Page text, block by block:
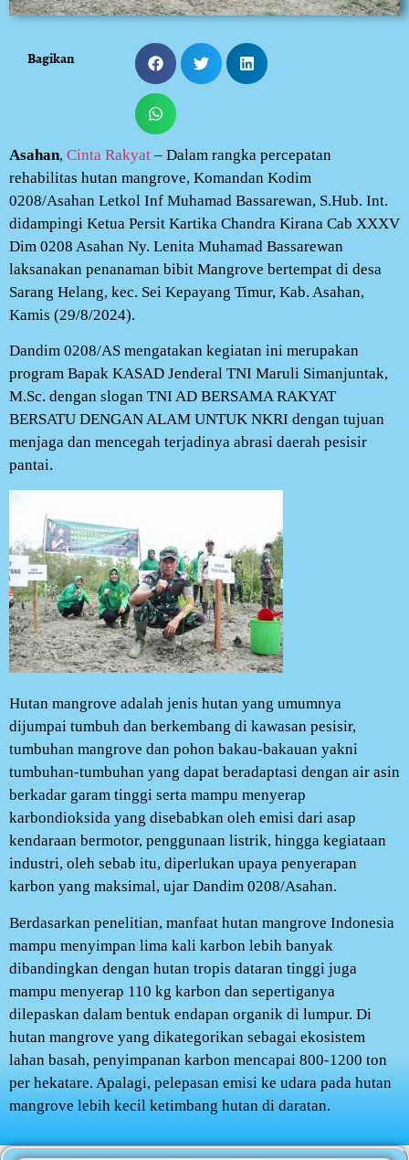
Bagikan
Asahan, Cinta Rakyat – Dalam rangka percepatan
rehabilitas hutan mangrove, Komandan Kodim
0208/Asahan Letkol Inf Muhamad Bassarewan, S.Hub. Int.
didampingi Ketua Persit Kartika Chandra Kirana Cab XXXV
Dim 0208 Asahan Ny. Lenita Muhamad Bassarewan
laksanakan penanaman bibit Mangrove bertempat di desa
Sarang Helang, kec. Sei Kepayang Timur, Kab. Asahan,
Kamis (29/8/2024).
Dandim 0208/AS mengatakan kegiatan ini merupakan
program Bapak KASAD Jenderal TNI Maruli Simanjuntak,
M.Sc. dengan slogan TNI AD BERSAMA RAKYAT
BERSATU DENGAN ALAM UNTUK NKRI dengan tujuan
menjaga dan mencegah terjadinya abrasi daerah pesisir
pantai.
Hutan mangrove adalah jenis hutan yang umumnya
dijumpai tumbuh dan berkembang di kawasan pesisir,
tumbuhan mangrove dan pohon bakau-bakauan yakni
tumbuhan-tumbuhan yang dapat beradaptasi dengan air asin
berkadar garam tinggi serta mampu menyerap
karbondioksida yang disebabkan oleh emisi dari asap
kendaraan bermotor, penggunaan listrik, hingga kegiataan
industri, oleh sebab itu, diperlukan upaya penyerapan
karbon yang maksimal, ujar Dandim 0208/Asahan.
Berdasarkan penelitian, manfaat hutan mangrove Indonesia
mampu menyimpan lima kali karbon lebih banyak
dibandingkan dengan hutan tropis dataran tinggi juga
mampu menyerap 110 kg karbon dan sepertiganya
dilepaskan dalam bentuk endapan organik di lumpur. Di
hutan mangrove yang dikategorikan sebagai ekosistem
lahan basah, penyimpanan karbon mencapai 800-1200 ton
per hekatare. Apalagi, pelepasan emisi ke udara pada hutan
mangrove lebih kecil ketimbang hutan di daratan.